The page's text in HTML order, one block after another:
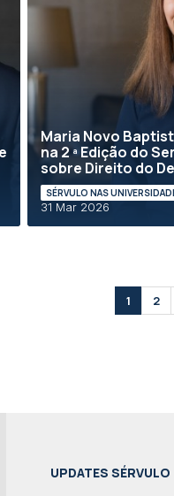
Maria Novo
na 2 ª Edição do
sobre Direito do
SÉRVULO NAS
31 Mar 2026
1 2
UPDATES SÉRVULO